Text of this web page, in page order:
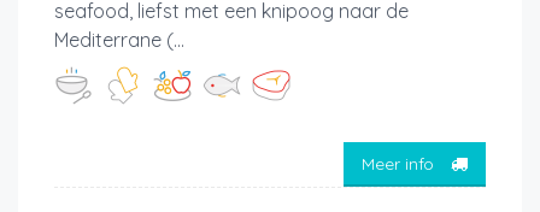
seafood, liefst met een knipoog naar de
Mediterrane (...
Meer info